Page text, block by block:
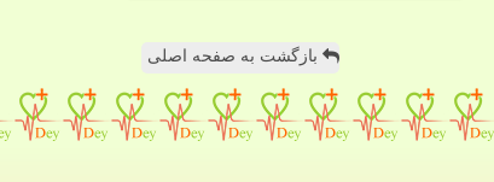
بازگشت به صفحه اصلی